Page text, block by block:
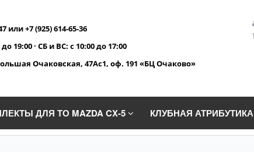
или +7 (925) 614-65-36
19:00 · СБ и ВС: с 10:00 до 17:00
Очаковская, 47Ас1, оф. 191 «БЦ Очаково»
ДЛЯ ТО MAZDA CX-5 КЛУБНАЯ АТРИБУТИКА